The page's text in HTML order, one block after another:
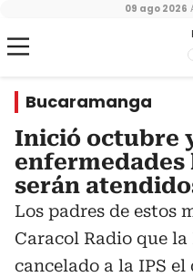
09 ago 2026
Bucaramanga
Inició octubre
enfermedades
serán
Los padres de estos
Caracol Radio que la
cancelado a la IPS